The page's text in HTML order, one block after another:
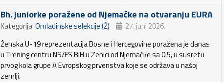
Bh. juniorke poražene od Njemačke na otvaranju EURA
Kategorija:Omladinske selekcije (Ž)
27. juni 2026.
Ženska U-19 reprezentacija Bosne i Hercegovine poražena je danas
u Trening centru NS/FS BiH u Zenici od Njemačke sa 0:5, u susretu
prvog kola grupe A Evropskog prvenstva koje se održava u našoj
zemlji.